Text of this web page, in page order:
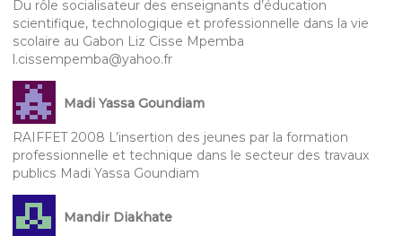
Du rôle socialisateur des enseignants d’éducation
scientifique, technologique et professionnelle dans la vie
scolaire au Gabon Liz Cisse Mpemba
l.cissempemba@yahoo.fr
Madi Yassa Goundiam
RAIFFET 2008 L’insertion des jeunes par la formation
professionnelle et technique dans le secteur des travaux
publics Madi Yassa Goundiam
Mandir Diakhate